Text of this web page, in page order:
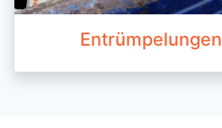
Entrümpelungen